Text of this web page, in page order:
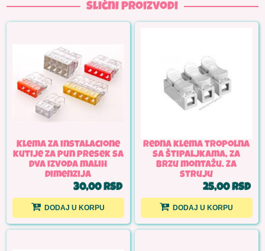
Slični proizvodi
Klema za instalacione
kutije za pun presek sa
dva izvoda malih
dimenzija
30,00 RSD
DODAJ U KORPU
Redna klema tropolna
sa štipaljkama, za
brzu montažu. Za
struju
25,00 RSD
DODAJ U KORPU